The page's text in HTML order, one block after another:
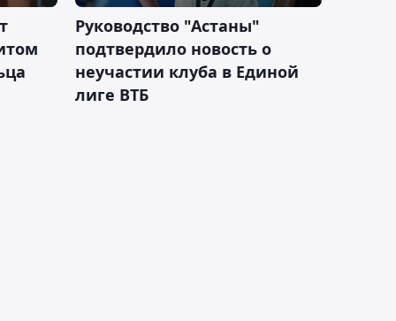
Руководство "Астаны"
подтвердило новость о
неучастии клуба в Единой
лиге ВТБ